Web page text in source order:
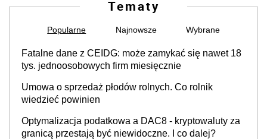
Tematy
Popularne Najnowsze Wybrane
Fatalne dane z CEIDG: może zamykać się nawet 18
tys. jednoosobowych firm miesięcznie
Umowa o sprzedaż płodów rolnych. Co rolnik
wiedzieć powinien
Optymalizacja podatkowa a DAC8 - kryptowaluty za
granicą przestają być niewidoczne. I co dalej?